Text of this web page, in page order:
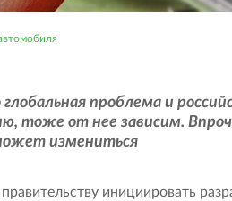
проблема и
тоже от нее зависим.
измениться
инициировать